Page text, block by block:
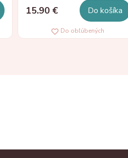
15.90 € Do košíka
Do obľúbených